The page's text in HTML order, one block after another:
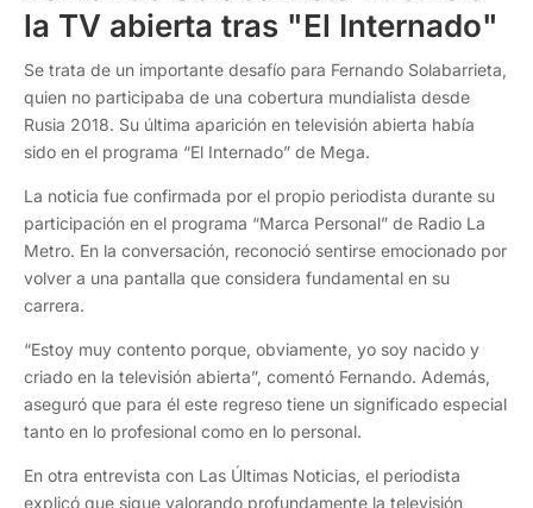
la TV abierta tras "El Internado"
Se trata de un importante desafío para Fernando Solabarrieta,
quien no participaba de una cobertura mundialista desde
Rusia 2018. Su última aparición en televisión abierta había
sido en el programa “El Internado” de Mega.
La noticia fue confirmada por el propio periodista durante su
participación en el programa “Marca Personal” de Radio La
Metro. En la conversación, reconoció sentirse emocionado por
volver a una pantalla que considera fundamental en su
carrera.
“Estoy muy contento porque, obviamente, yo soy nacido y
criado en la televisión abierta”, comentó Fernando. Además,
aseguró que para él este regreso tiene un significado especial
tanto en lo profesional como en lo personal.
En otra entrevista con Las Últimas Noticias, el periodista
explicó que sigue valorando profundamente la televisión